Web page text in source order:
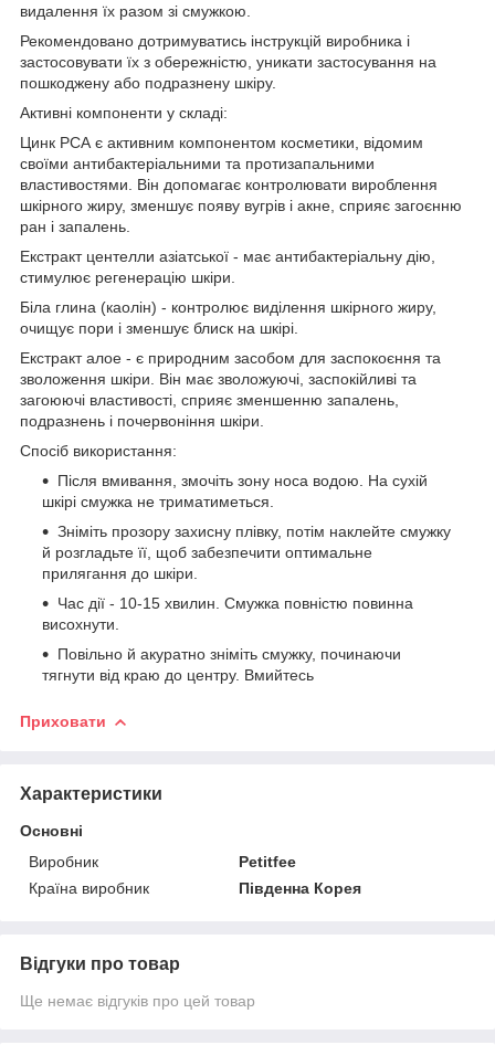
видалення їх разом зі смужкою.
Рекомендовано дотримуватись інструкцій виробника і
застосовувати їх з обережністю, уникати застосування на
пошкоджену або подразнену шкіру.
Активні компоненти у складі:
Цинк РСА є активним компонентом косметики, відомим
своїми антибактеріальними та протизапальними
властивостями. Він допомагає контролювати вироблення
шкірного жиру, зменшує появу вугрів і акне, сприяє загоєнню
ран і запалень.
Екстракт центелли азіатської - має антибактеріальну дію,
стимулює регенерацію шкіри.
Біла глина (каолін) - контролює виділення шкірного жиру,
очищує пори і зменшує блиск на шкірі.
Екстракт алое - є природним засобом для заспокоєння та
зволоження шкіри. Він має зволожуючі, заспокійливі та
загоюючі властивості, сприяє зменшенню запалень,
подразнень і почервоніння шкіри.
Спосіб використання:
Після вмивання, змочіть зону носа водою. На сухій
шкірі смужка не триматиметься.
Зніміть прозору захисну плівку, потім наклейте смужку
й розгладьте її, щоб забезпечити оптимальне
прилягання до шкіри.
Час дії - 10-15 хвилин. Смужка повністю повинна
висохнути.
Повільно й акуратно зніміть смужку, починаючи
тягнути від краю до центру. Вмийтесь
Приховати
Характеристики
Основні
Виробник
Petitfee
Країна виробник
Південна Корея
Відгуки про товар
Ще немає відгуків про цей товар